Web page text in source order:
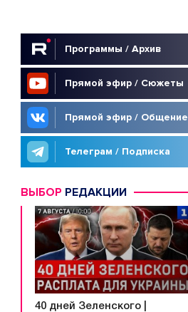
Программы / Архив
Прямой эфир / Сюжеты
Прямой эфир / Общение
Телеграм / Подписка
ВЫБОР РЕДАКЦИИ
40 дней Зеленского |